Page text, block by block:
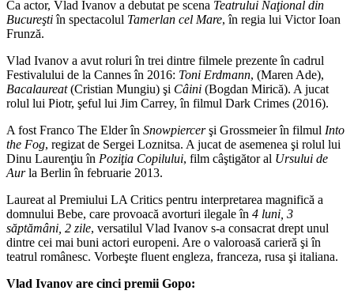
Ca actor, Vlad Ivanov a debutat pe scena Teatrului Naţional din
Bucureştiîn spectacolul Tamerlan cel Mare, în regia lui Victor Ioan
Frunză.
Vlad Ivanov a avut roluri în trei dintre filmele prezente în cadrul
Festivalului de la Cannes în 2016: Toni Erdmann, (Maren Ade),
Bacalaureat(Cristian Mungiu) şi Câini (Bogdan Mirică). A jucat
rolul lui Piotr, şeful lui Jim Carrey, în filmul Dark Crimes (2016).
A fost Franco The Elder în Snowpiercerşi Grossmeier în filmul Into
the Fog, regizat de Sergei Loznitsa. A jucat de asemenea şi rolul lui
Dinu Laurenţiu în Poziţia Copilului, film câştigător al Ursului de
Aurla Berlin în februarie 2013.
Laureat al Premiului LA Critics pentru interpretarea magnifică a
domnului Bebe, care provoacă avorturi ilegale în 4 luni, 3
săptămâni, 2 zile, versatilul Vlad Ivanov s-a consacrat drept unul
dintre cei mai buni actori europeni. Are o valoroasă carieră şi în
teatrul românesc. Vorbeşte fluent engleza, franceza, rusa şi italiana.
Vlad Ivanov are cinci premii Gopo: